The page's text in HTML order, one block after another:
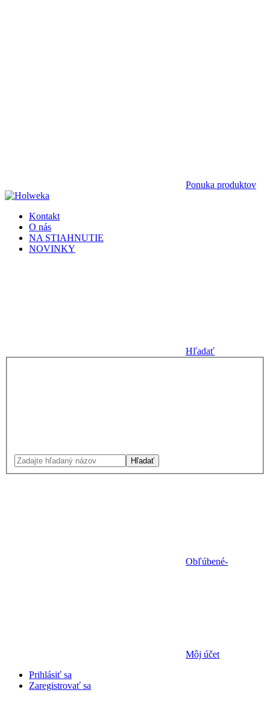
Ponuka produktov
Kontakt
O nás
NA STIAHNUTIE
NOVINKY
Hľadať
Hľadať
Obľúbené-
Môj účet
Prihlásiť sa
Zaregistrovať sa